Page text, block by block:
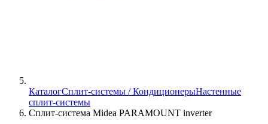
КаталогСплит-системы / КондиционерыНастенные
сплит-системы
Сплит-система Midea PARAMOUNT inverter